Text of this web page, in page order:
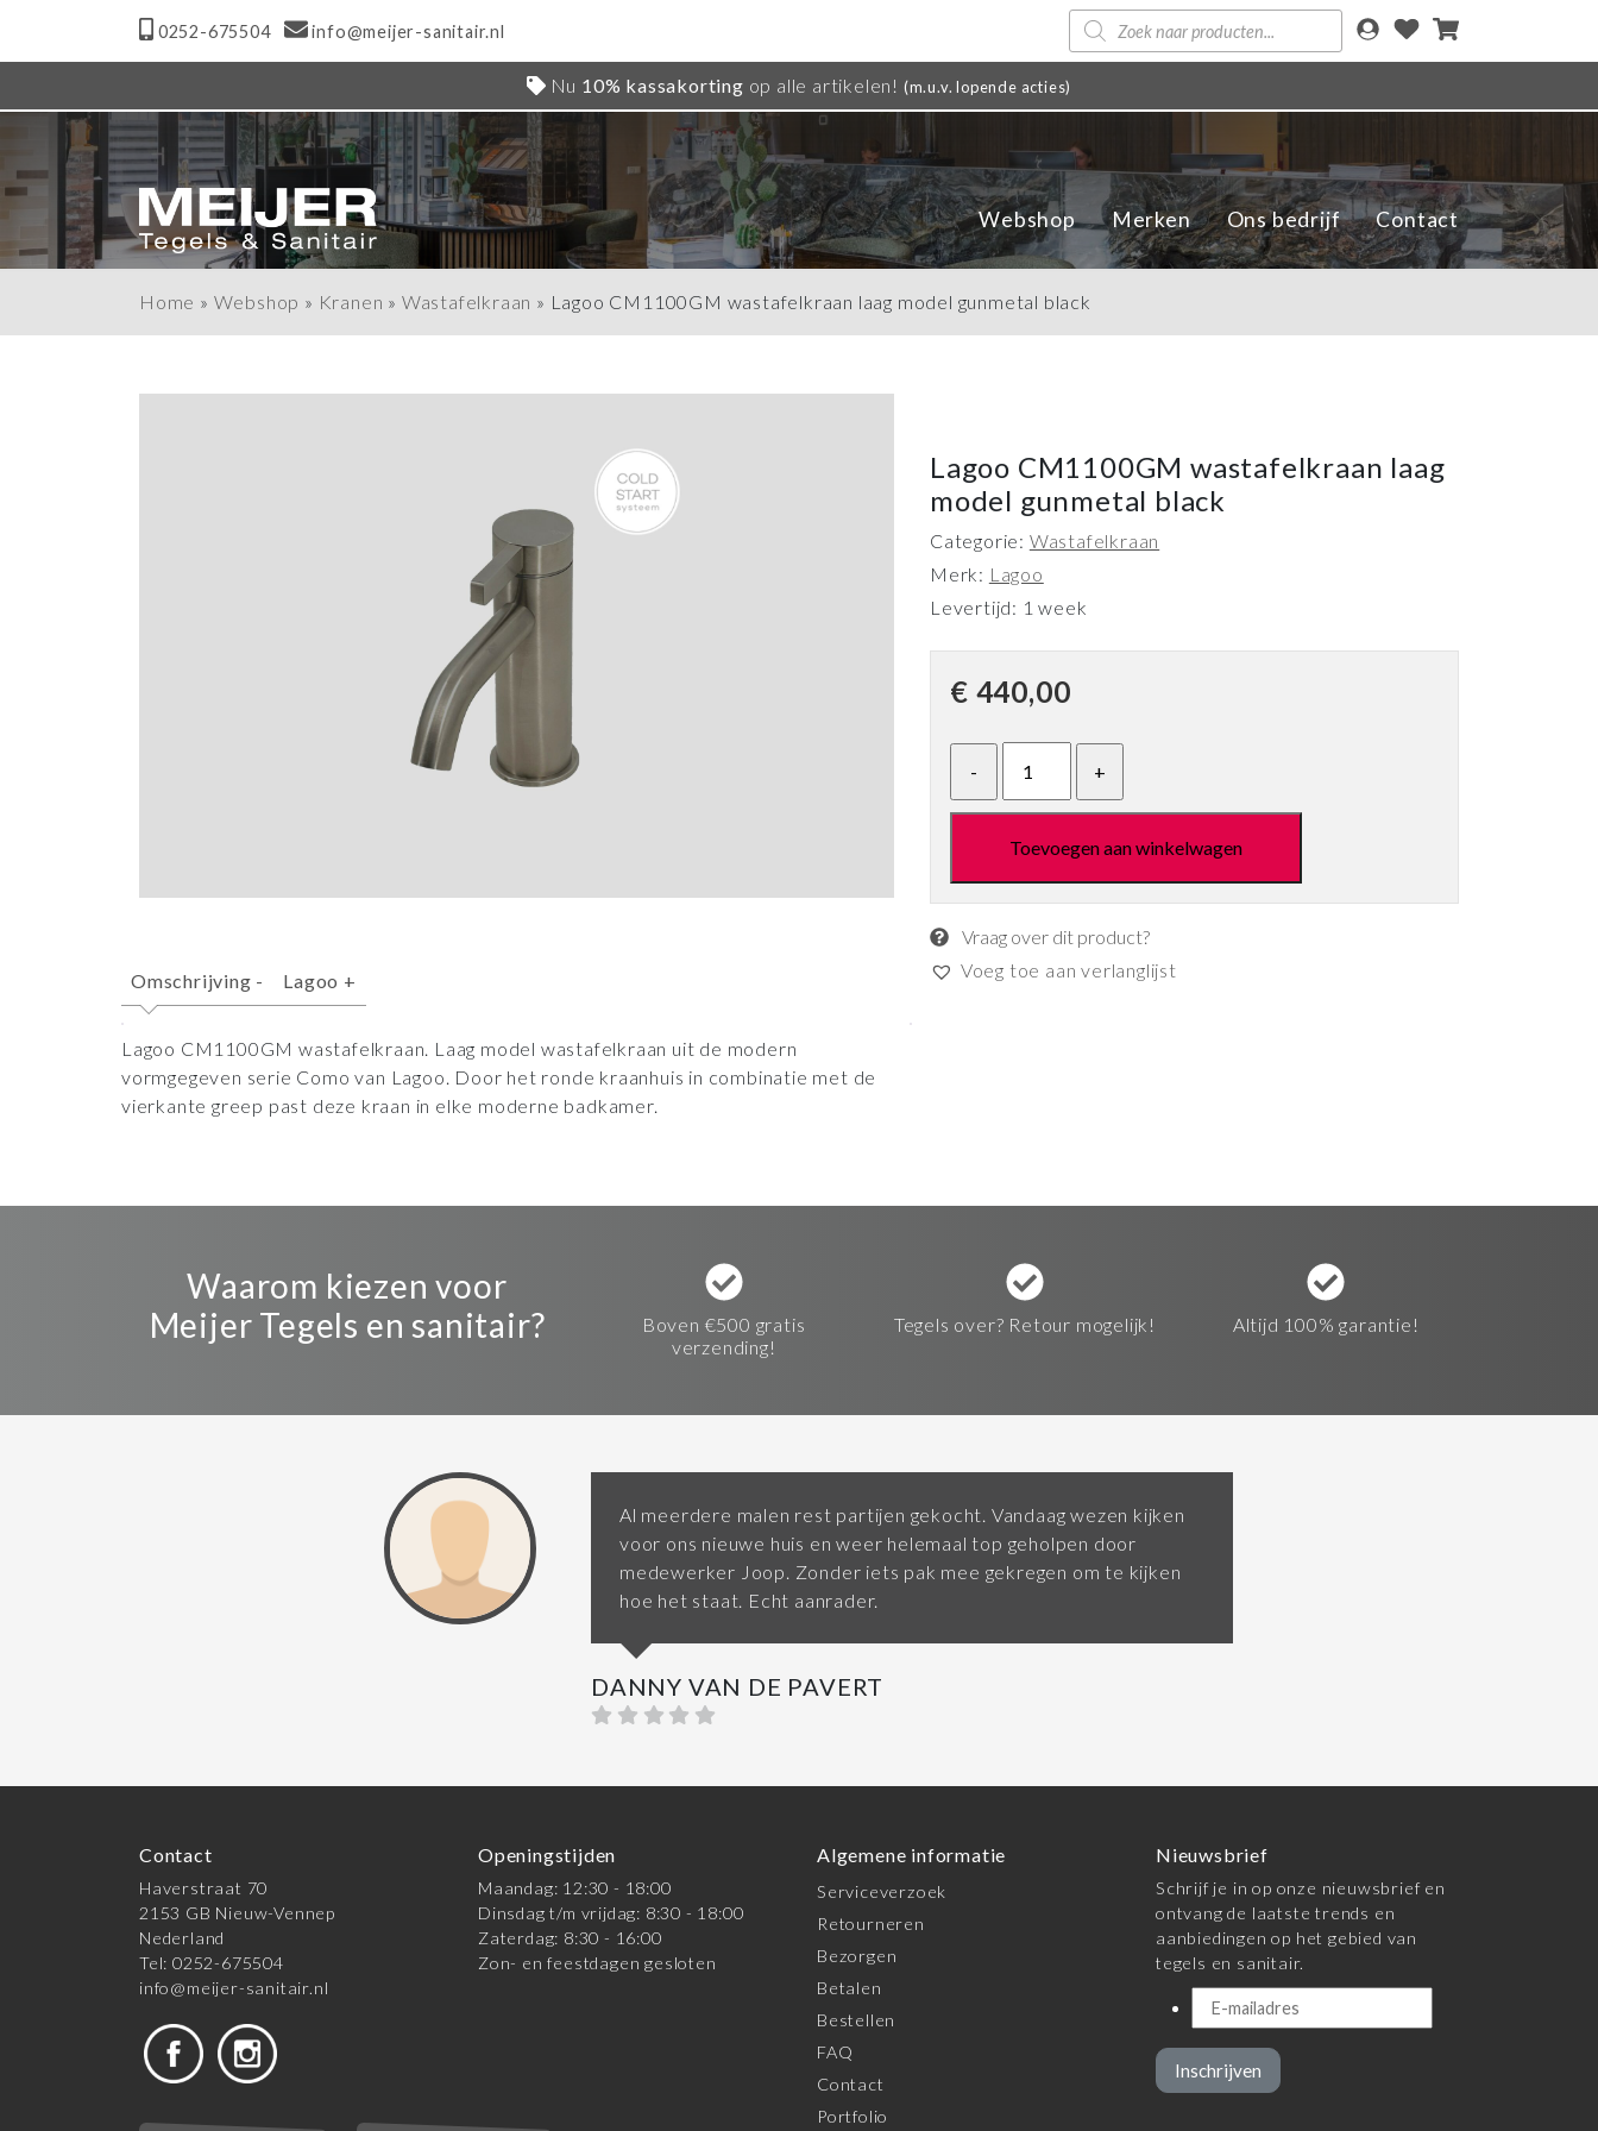
0252-675504 info@meijer-sanitair.nl
Producten
zoeken
Nu 10% kassakorting op alle artikelen! (m.u.v. lopende acties)
Webshop Merken Ons bedrijf Contact
Home » Webshop » Kranen » Wastafelkraan » Lagoo CM1100GM wastafelkraan laag model gunmetal black
Omschrijving - Lagoo +
Lagoo CM1100GM wastafelkraan. Laag model wastafelkraan uit de modern
vormgegeven serie Como van Lagoo. Door het ronde kraanhuis in combinatie met de
vierkante greep past deze kraan in elke moderne badkamer.
Lagoo CM1100GM wastafelkraan laag
model gunmetal black
Categorie: Wastafelkraan
Merk: Lagoo
Levertijd: 1 week
€ 440,00
Toevoegen aan winkelwagen
Vraag over dit product?
Voeg toe aan verlanglijst
Waarom kiezen voor
Meijer Tegels en sanitair?
Boven €500 gratis
verzending!
Tegels over? Retour mogelijk! Altijd 100% garantie!
Al meerdere malen rest partijen gekocht. Vandaag wezen kijken
voor ons nieuwe huis en weer helemaal top geholpen door
medewerker Joop. Zonder iets pak mee gekregen om te kijken
hoe het staat. Echt aanrader.
DANNY VAN DE PAVERT
Contact
Haverstraat 70
2153 GB Nieuw-Vennep
Nederland
Tel: 0252-675504
info@meijer-sanitair.nl
Openingstijden
Maandag: 12:30 - 18:00
Dinsdag t/m vrijdag: 8:30 - 18:00
Zaterdag: 8:30 - 16:00
Zon- en feestdagen gesloten
Algemene informatie
Serviceverzoek
Retourneren
Bezorgen
Betalen
Bestellen
FAQ
Contact
Portfolio
Nieuwsbrief
Schrijf je in op onze nieuwsbrief en
ontvang de laatste trends en
aanbiedingen op het gebied van
tegels en sanitair.
Inschrijven